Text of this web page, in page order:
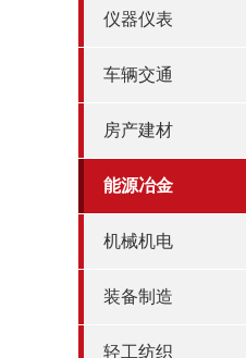
仪器仪表
车辆交通
房产建材
能源冶金
机械机电
装备制造
轻工纺织